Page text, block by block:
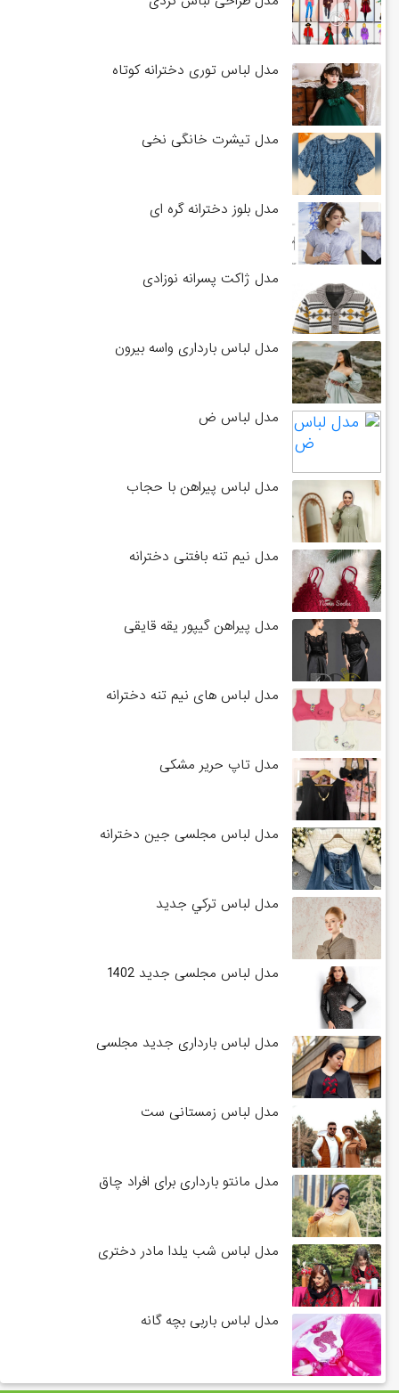
مدل لباس توری دخترانه کوتاه
مدل تیشرت خانگی نخی
مدل بلوز دخترانه گره ای
مدل ژاکت پسرانه نوزادی
مدل لباس بارداری واسه بیرون
مدل لباس ض
مدل لباس پیراهن با حجاب
مدل نیم تنه بافتنی دخترانه
مدل پیراهن گیپور یقه قایقی
مدل لباس های نیم تنه دخترانه
مدل تاپ حریر مشکی
مدل لباس مجلسی جین دخترانه
مدل لباس تركي جديد
مدل لباس مجلسی جدید 1402
مدل لباس بارداری جدید مجلسی
مدل لباس زمستانی ست
مدل مانتو بارداری برای افراد چاق
مدل لباس شب یلدا مادر دختری
مدل لباس باربی بچه گانه